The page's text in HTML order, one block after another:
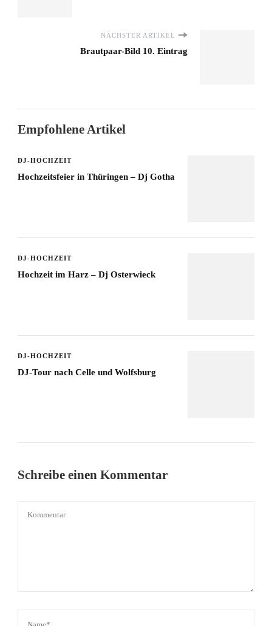
NÄCHSTER ARTIKEL
Brautpaar-Bild 10. Eintrag
Empfohlene Artikel
DJ-HOCHZEIT
Hochzeitsfeier in Thüringen – Dj Gotha
DJ-HOCHZEIT
Hochzeit im Harz – Dj Osterwieck
DJ-HOCHZEIT
DJ-Tour nach Celle und Wolfsburg
Schreibe einen Kommentar